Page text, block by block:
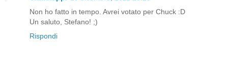
Non ho fatto in tempo. Avrei votato per Chuck :D
Un saluto, Stefano! ;)
Rispondi